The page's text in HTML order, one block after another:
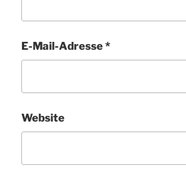
E-Mail-Adresse*
Website